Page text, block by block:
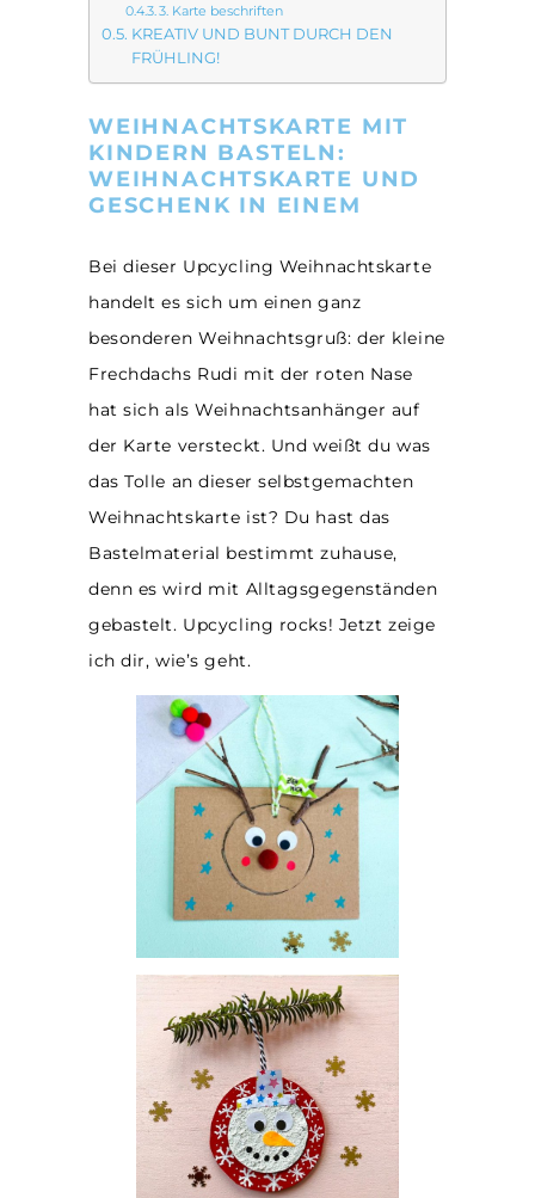
3. Karte beschriften
KREATIV UND BUNT DURCH DEN
FRÜHLING!
WEIHNACHTSKARTE MIT
KINDERN BASTELN:
WEIHNACHTSKARTE UND
GESCHENK IN EINEM
Bei dieser Upcycling Weihnachtskarte
handelt es sich um einen ganz
besonderen Weihnachtsgruß: der kleine
Frechdachs Rudi mit der roten Nase
hat sich als Weihnachtsanhänger auf
der Karte versteckt. Und weißt du was
das Tolle an dieser selbstgemachten
Weihnachtskarte ist? Du hast das
Bastelmaterial bestimmt zuhause,
denn es wird mit Alltagsgegenständen
gebastelt. Upcycling rocks! Jetzt zeige
ich dir, wie’s geht.